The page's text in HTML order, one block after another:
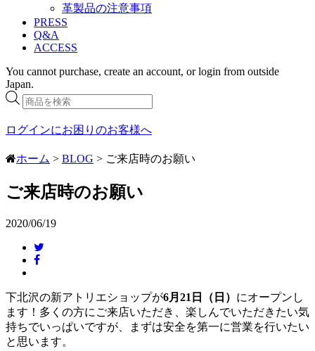
革製品の注意事項
PRESS
Q&A
ACCESS
You cannot purchase, create an account, or login from outside
Japan.
商
品
検
ログインにお困りのお客様へ
ホーム > BLOG > ご来店時のお願い
ご来店時のお願い
2020/06/19
下北沢の新アトリエショップが6月21日（日） にオープンし
ます！多くの方にご来店いただき、楽しんでいただきたい気
持ちでいっぱいですが、まずは安全を第一に営業を行いたい
と思います。